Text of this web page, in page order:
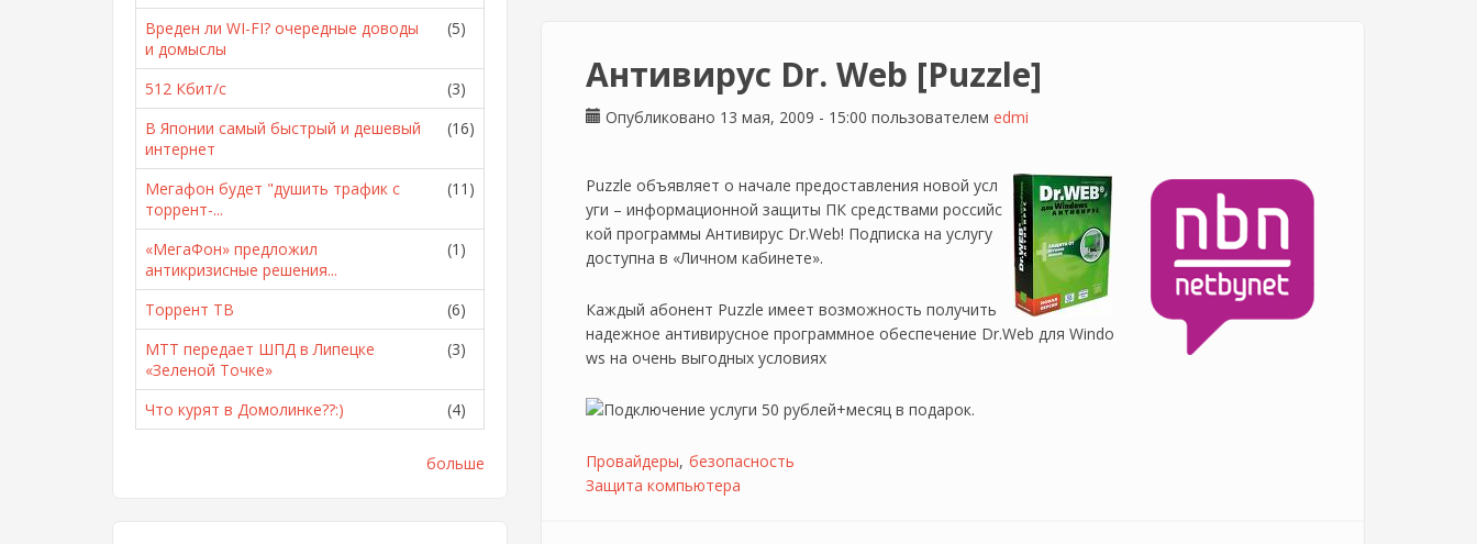
Вреден ли WI-FI? очередные доводы
и домыслы
(5)
512 Кбит/с
(3)
В Японии самый быстрый и дешевый
интернет
(16)
Мегафон будет "душить трафик с
торрент-...
(11)
«МегаФон» предложил
антикризисные решения...
(1)
Торрент ТВ
(6)
МТТ передает ШПД в Липецке
«Зеленой Точке»
(3)
Что курят в Домолинке??:) (4)
больше
Антивирус Dr. Web [Puzzle]
Опубликовано 13 мая, 2009 - 15:00 пользователем edmi
Puzzle объявляет о начале предоставления новой усл
уги – информационной защиты ПК средствами российс
кой программы Антивирус Dr.Web! Подписка на услугу
доступна в «Личном кабинете».
Каждый абонент Puzzle имеет возможность получить
надежное антивирусное программное обеспечение Dr.Web для Windo
ws на очень выгодных условиях
Провайдеры безопасность
Защита компьютера